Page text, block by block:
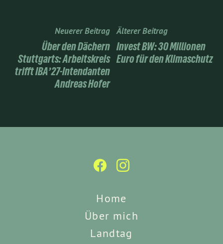
Neuerer Beitrag
Über den Dächern
Stuttgarts: Arbeitskreis
trifft IBA’27-Intendanten
Andreas Hofer
Älterer Beitrag
Invest BW: 30 Millionen
Euro für den Klimaschutz
Home
Über mich
Landtag